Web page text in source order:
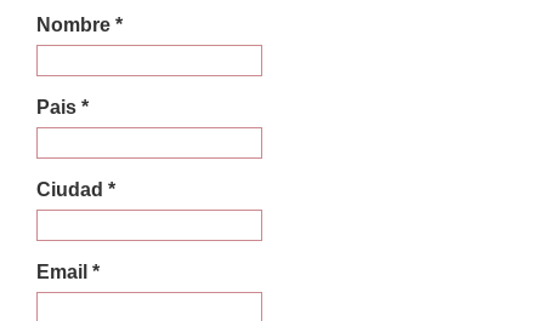
Nombre *
Pais *
Ciudad *
Email *